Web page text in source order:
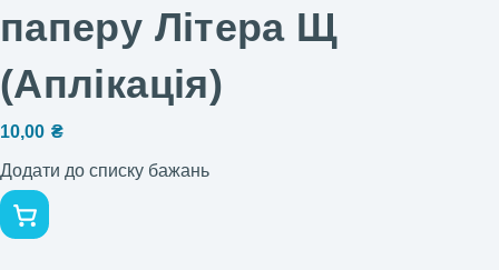
паперу Літера Щ
(Аплікація)
10,00 ₴
Додати до списку бажань